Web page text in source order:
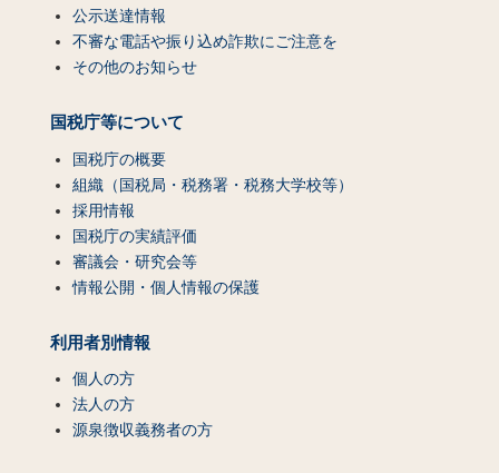
公示送達情報
不審な電話や振り込め詐欺にご注意を
その他のお知らせ
国税庁等について
国税庁の概要
組織（国税局・税務署・税務大学校等）
採用情報
国税庁の実績評価
審議会・研究会等
情報公開・個人情報の保護
利用者別情報
個人の方
法人の方
源泉徴収義務者の方